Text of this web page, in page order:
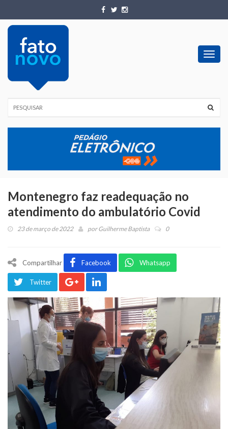
Montenegro faz readequação no
atendimento do ambulatório Covid
23 de março de 2022 porGuilherme Baptista 0
Compartilhar Facebook Whatsapp
Twitter